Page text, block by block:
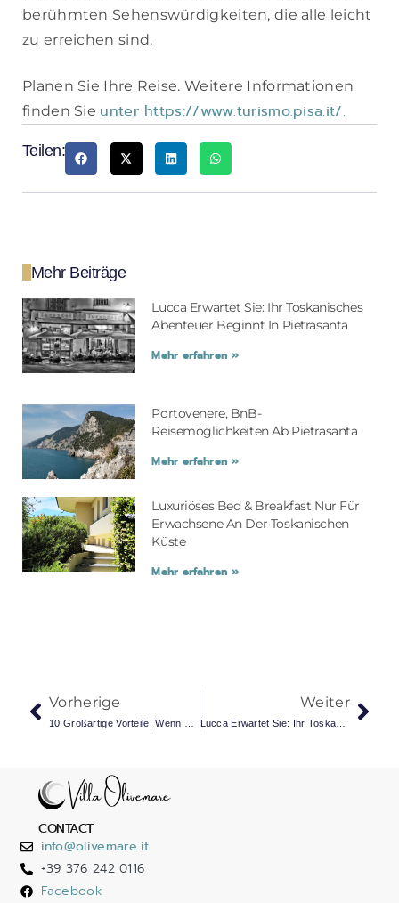
berühmten Sehenswürdigkeiten, die alle leicht
zu erreichen sind.
Planen Sie Ihre Reise. Weitere Informationen
finden Sie unter https://www.turismo.pisa.it/.
Teilen:
Mehr Beiträge
Lucca Erwartet Sie: Ihr Toskanisches
Abenteuer Beginnt In Pietrasanta
Mehr erfahren »
Portovenere, BnB-
Reisemöglichkeiten Ab Pietrasanta
Mehr erfahren »
Luxuriöses Bed & Breakfast Nur Für
Erwachsene An Der Toskanischen
Küste
Mehr erfahren »
Vorherige Weiter
CONTACT
info@olivemare.it
+39 376 242 0116
Facebook